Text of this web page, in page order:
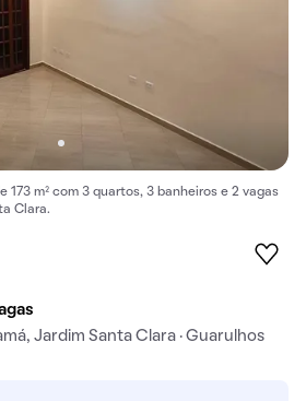
173 m² com 3 quartos, 3 banheiros e 2 vagas
Clara.
Jardim Santa Clara · Guarulhos